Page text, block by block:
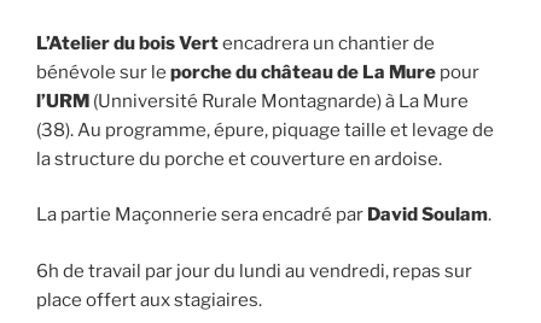
L’Atelier du bois Vertencadrera un chantier de
bénévole sur le porche du château de La Mure pour
l’URM (Unniversité Rurale Montagnarde) à La Mure
(38). Au programme, épure, piquage taille et levage de
la structure du porche et couverture en ardoise.
La partie Maçonnerie sera encadré par David Soulam.
6h de travail par jour du lundi au vendredi, repas sur
place offert aux stagiaires.